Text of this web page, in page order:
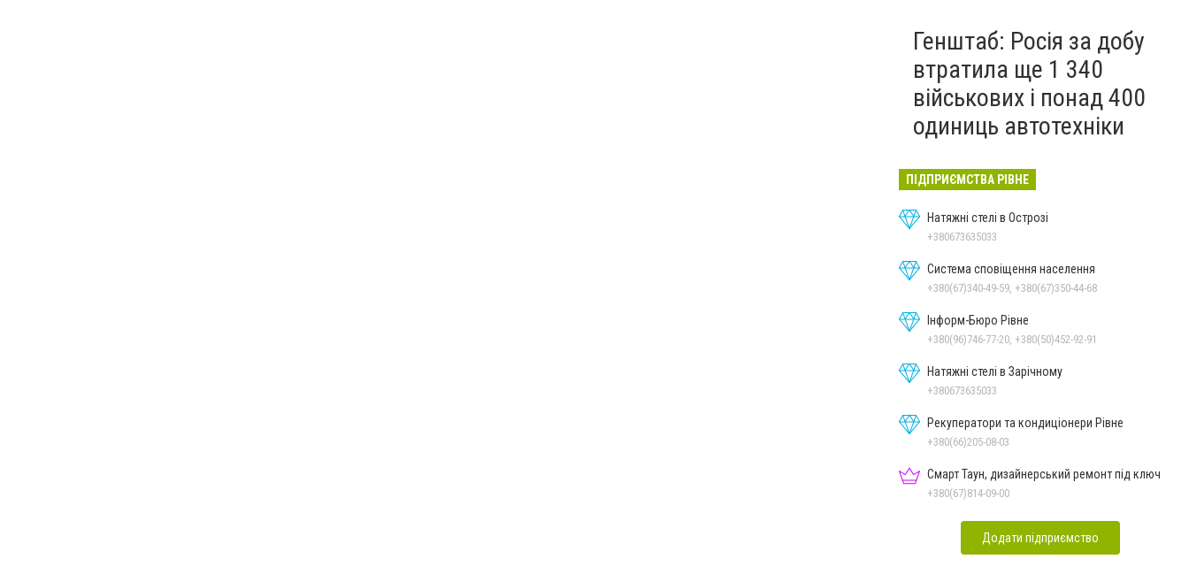
Генштаб: Росія за добу
втратила ще 1 340
військових і понад 400
одиниць автотехніки
ПІДПРИЄМСТВА РІВНЕ
Натяжні стелі в Острозі
+380673635033
Система сповіщення населення
+380(67)340-49-59, +380(67)350-44-68
Інформ-Бюро Рівне
+380(96)746-77-20, +380(50)452-92-91
Натяжні стелі в Зарічному
+380673635033
Рекуператори та кондиціонери Рівне
+380(66)205-08-03
Смарт Таун, дизайнерський ремонт під ключ
+380(67)814-09-00
Додати підприємство